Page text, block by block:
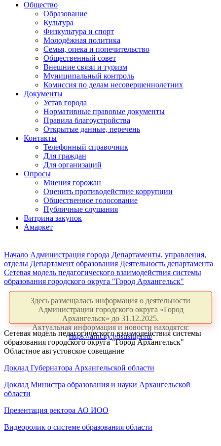
Общество
Образование
Культура
Физкультура и спорт
Молодёжная политика
Семья, опека и попечительство
Общественный совет
Внешние связи и туризм
Муниципальный контроль
Комиссия по делам несовершеннолетних
Документы
Устав города
Нормативные правовые документы
Правила благоустройства
Открытые данные, перечень
Контакты
Телефонный справочник
Для граждан
Для организаций
Опросы
Мнения горожан
Оценить противодействие коррупции
Общественное голосование
Публичные слушания
Витрина закупок
Амаркет
Начало Администрация города Департаменты, управления,
отделы Департамент образования Деятельность департамента
Сетевая модель педагогического взаимодействия системы
образования городского округа "Город Архангельск"
Здесь размещалась информация о деятельности
Администрации городского округа «Город
Архангельск» до 31.12.2025.
Актуальная информация и новости находятся:
https://arhcity.gosuslugi.ru/
Сетевая модель педагогического взаимодействия системы
образования городского округа "Город Архангельск"
Областное августовское совещание
Доклад Губернатора Архангельской области
Доклад Министра образования и науки Архангельской
области
Презентация ректора АО ИОО
Видеоролик о системе образования области